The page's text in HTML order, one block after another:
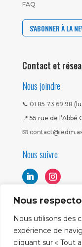
Nous
Nous utilisons des
expérience de
cliquant sur « Tout
FAQ
S'ABONNER À LA
Contact et
Nous joindre
📞 01 85 73 69 98
📍 55 rue de l’Abbé
📧
Nous suivre